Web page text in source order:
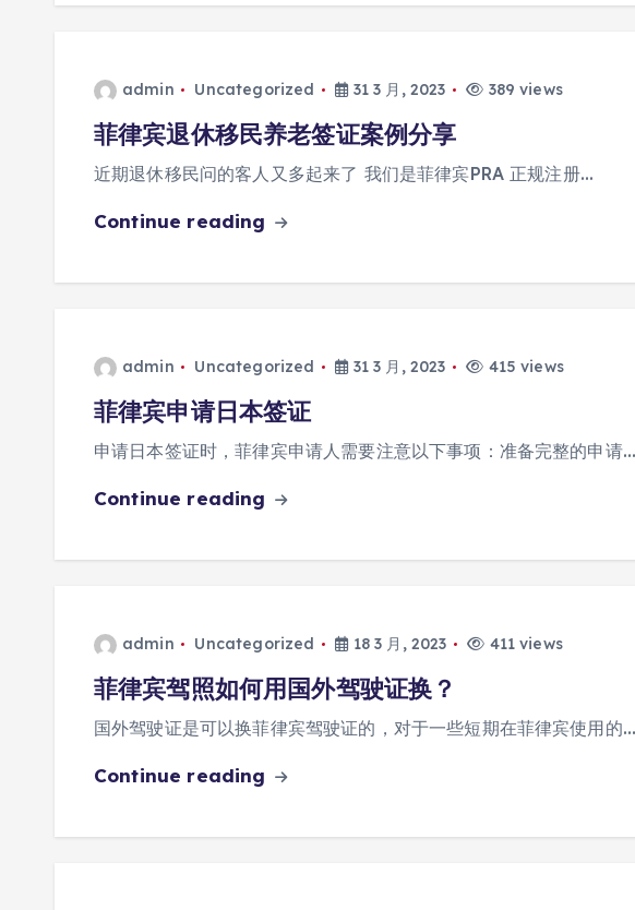
admin Uncategorized 31 3 月, 2023 389 views
菲律宾退休移民养老签证案例分享
近期退休移民问的客人又多起来了 我们是菲律宾PRA 正规注册…
Continue reading
admin Uncategorized 31 3 月, 2023 415 views
菲律宾申请日本签证
申请日本签证时，菲律宾申请人需要注意以下事项：准备完整的申请…
Continue reading
admin Uncategorized 18 3 月, 2023 411 views
菲律宾驾照如何用国外驾驶证换？
国外驾驶证是可以换菲律宾驾驶证的，对于一些短期在菲律宾使用的…
Continue reading